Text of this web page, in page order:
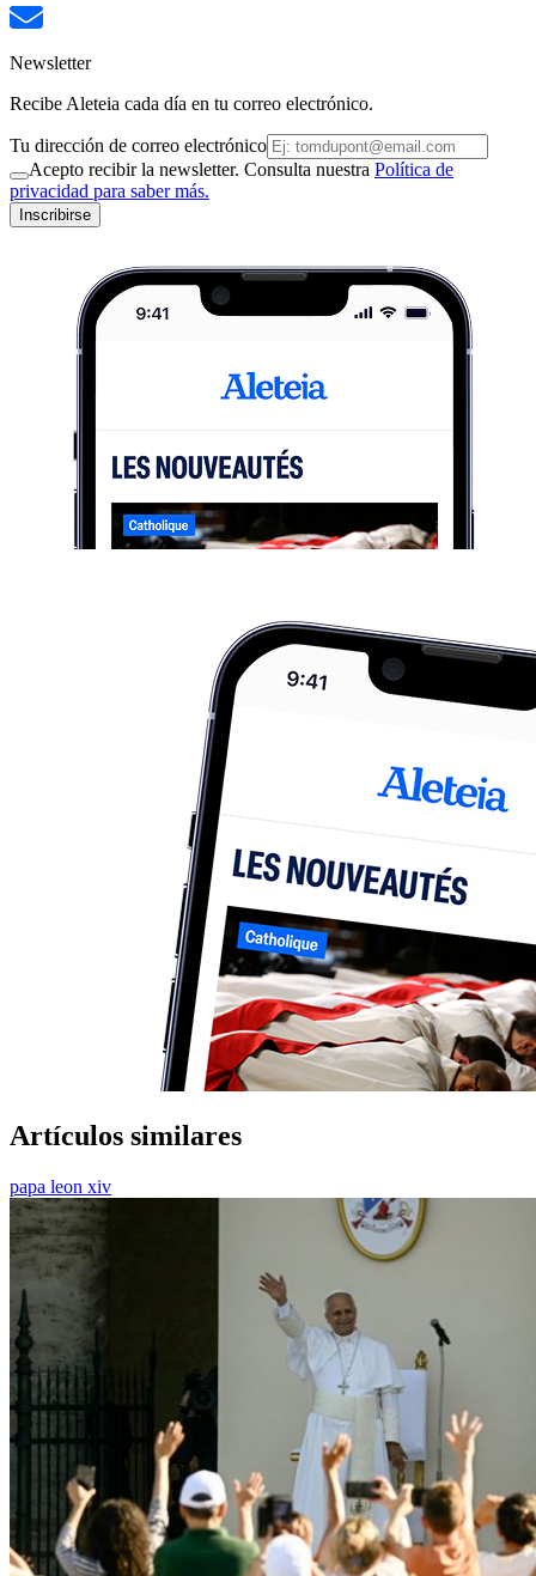
Newsletter
Recibe Aleteia cada día en tu correo electrónico.
Tu dirección de correo electrónico
Acepto recibir la newsletter. Consulta nuestra Política de
privacidad para saber más.
Inscribirse
Artículos similares
papa leon xiv